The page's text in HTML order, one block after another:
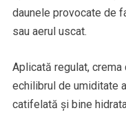
daunele provocate de
sau aerul uscat.
Aplicată regulat,
echilibrul de umiditate
catifelată și bine